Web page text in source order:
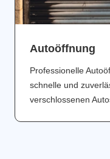
Аutoöffnung
Professionelle
schnelle und
verschlossenen